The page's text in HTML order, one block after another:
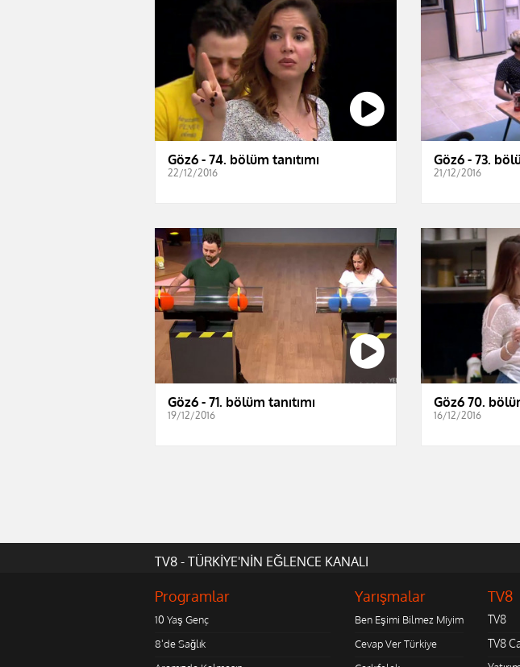
Göz6 - 74. bölüm tanıtımı
22/12/2016
Göz6 - 73.
21/12/2016
Göz6 - 71. bölüm tanıtımı
19/12/2016
Göz6 70.
16/12/2016
TV8 - TÜRKİYE'NİN EĞLENCE KANALI
Programlar
10 Yaş Genç
8'de Sağlık
Yarışmalar
Ben Eşimi Bilmez Miyim
Cevap Ver Türkiye
TV8
TV8
TV8